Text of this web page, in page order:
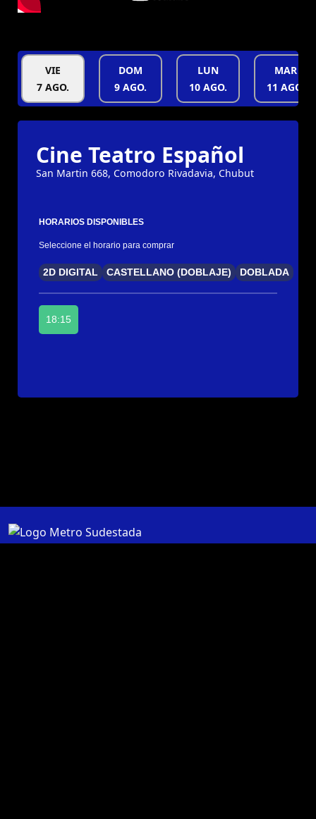
VIE
7 AGO.
DOM
9 AGO.
LUN
10 AGO.
MAR
11 AGO.
Cine Teatro Español
San Martin 668, Comodoro Rivadavia, Chubut
HORARIOS DISPONIBLES
Seleccione el horario para comprar
2D DIGITAL CASTELLANO (DOBLAJE) DOBLADA
18:15
Nosotros